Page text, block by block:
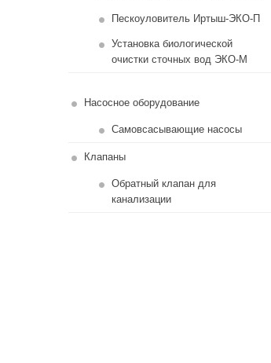
Пескоуловитель Иртыш-ЭКО-П
Установка биологической
очистки сточных вод ЭКО-М
Насосное оборудование
Самовсасывающие насосы
Клапаны
Обратный клапан для
канализации